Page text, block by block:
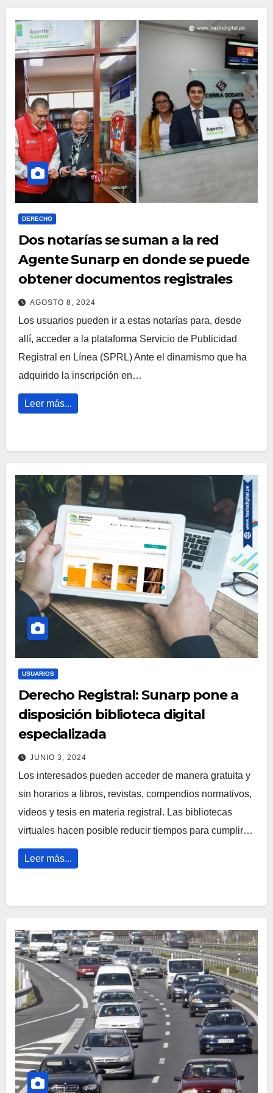
DERECHO
Dos notarías se suman a la red
Agente Sunarp en donde se puede
obtener documentos registrales
AGOSTO 8, 2024
Los usuarios pueden ir a estas notarías para, desde
allí, acceder a la plataforma Servicio de Publicidad
Registral en Línea (SPRL) Ante el dinamismo que ha
adquirido la inscripción en…
Leer más...
USUARIOS
Derecho Registral: Sunarp pone a
disposición biblioteca digital
especializada
JUNIO 3, 2024
Los interesados pueden acceder de manera gratuita y
sin horarios a libros, revistas, compendios normativos,
videos y tesis en materia registral. Las bibliotecas
virtuales hacen posible reducir tiempos para cumplir…
Leer más...